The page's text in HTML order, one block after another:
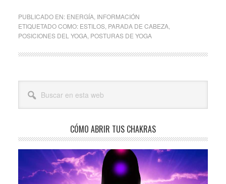
PUBLICADO EN: ENERGÍA, INFORMACIÓN
ETIQUETADO COMO: ESTILOS, PARADA DE CABEZA,
POSICIONES DEL YOGA, POSTURAS DE YOGA
Barra
lateral
esta
CÓMO ABRIR TUS CHAKRAS